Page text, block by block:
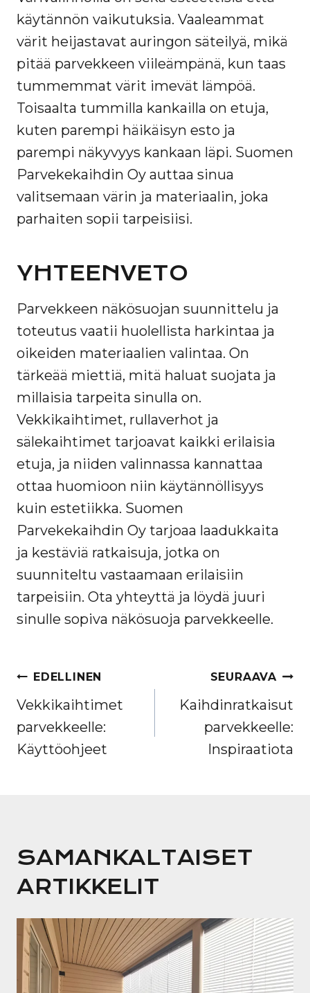
käytännön vaikutuksia. Vaaleammat
värit heijastavat auringon säteilyä, mikä
pitää parvekkeen viileämpänä, kun taas
tummemmat värit imevät lämpöä.
Toisaalta tummilla kankailla on etuja,
kuten parempi häikäisyn esto ja
parempi näkyvyys kankaan läpi. Suomen
Parvekekaihdin Oy auttaa sinua
valitsemaan värin ja materiaalin, joka
parhaiten sopii tarpeisiisi.
YHTEENVETO
Parvekkeen näkösuojan suunnittelu ja
toteutus vaatii huolellista harkintaa ja
oikeiden materiaalien valintaa. On
tärkeää miettiä, mitä haluat suojata ja
millaisia tarpeita sinulla on.
Vekkikaihtimet, rullaverhot ja
sälekaihtimet tarjoavat kaikki erilaisia
etuja, ja niiden valinnassa kannattaa
ottaa huomioon niin käytännöllisyys
kuin estetiikka. Suomen
Parvekekaihdin Oy tarjoaa laadukkaita
ja kestäviä ratkaisuja, jotka on
suunniteltu vastaamaan erilaisiin
tarpeisiin. Ota yhteyttä ja löydä juuri
sinulle sopiva näkösuoja parvekkeelle.
ARTIKKELIEN
SELAUS
EDELLINEN
Vekkikaihtimet
parvekkeelle:
Käyttöohjeet
SEURAAVA
Kaihdinratkaisut
parvekkeelle:
Inspiraatiota
SAMANKALTAISET
ARTIKKELIT